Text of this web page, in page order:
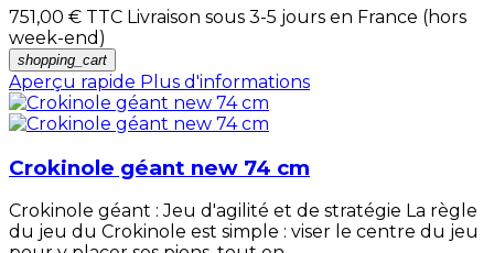
751,00 € TTC Livraison sous 3-5 jours en France (hors
week-end)
shopping_cart
Aperçu rapide Plus d'informations
Crokinole géant new 74 cm
Crokinole géant : Jeu d'agilité et de stratégie La règle
du jeu du Crokinole est simple : viser le centre du jeu